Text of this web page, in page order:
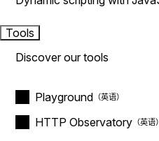
Tools
Discover our tools
Playground
HTTP Observatory